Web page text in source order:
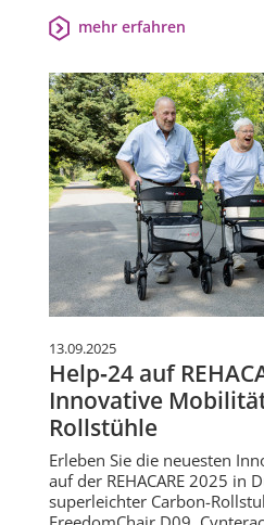
mehr erfahren
13.09.2025
Help‑24 auf
Innovative
Rollstühle
Erleben Sie die neuesten
auf der REHACARE 2025 in
superleichter Carbon-